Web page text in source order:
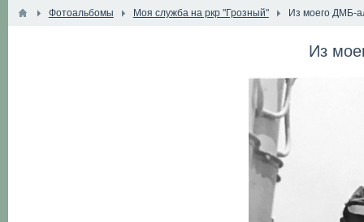
Фотоальбомы Моя служба на ркр "Грозный" Из моего ДМБ-
Из